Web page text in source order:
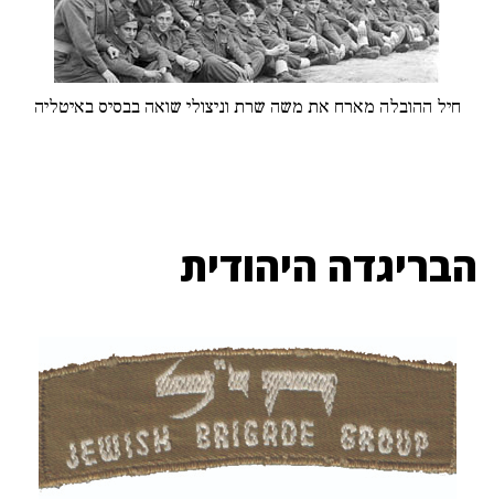
חיל ההובלה מארח את משה שרת וניצולי שואה בבסיס באיטליה
הבריגדה היהודית